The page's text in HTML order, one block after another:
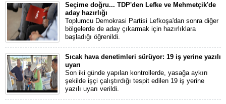
Seçime doğru... TDP'den Lefke ve Mehmetçik'de
aday hazırlığı
Toplumcu Demokrasi Partisi Lefkoşa'dan sonra diğer
bölgelerde de aday çıkarmak için hazırlıklara
başladığı öğrenildi.
Sıcak hava denetimleri sürüyor: 19 iş yerine yazılı
uyarı
Son iki günde yapılan kontrollerde, yasağa aykırı
şekilde işçi çalıştırdığı tespit edilen 19 iş yerine
yazılı uyarı verildi.